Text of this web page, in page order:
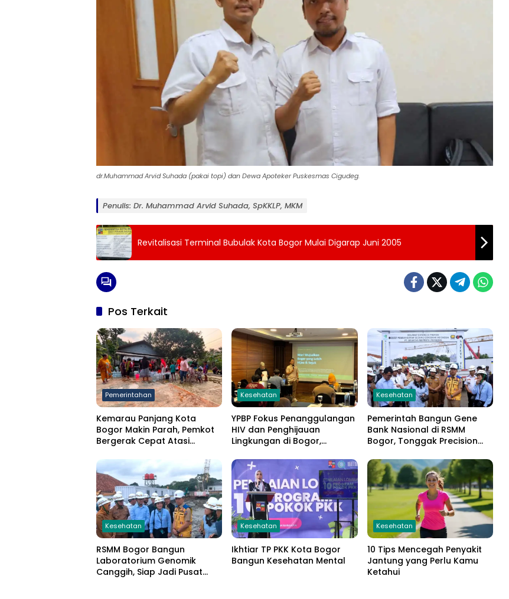
dr.Muhammad Arvid Suhada (pakai topi) dan Dewa Apoteker Puskesmas Cigudeg.
Penulis: Dr. Muhammad Arvid Suhada, SpKKLP, MKM
Revitalisasi Terminal Bubulak Kota Bogor Mulai Digarap Juni 2005
Pos Terkait
Pemerintahan
Kemarau Panjang Kota
Bogor Makin Parah, Pemkot
Bergerak Cepat Atasi
Kesehatan
YPBP Fokus Penanggulangan
HIV dan Penghijauan
Lingkungan di Bogor,
Kesehatan
Pemerintah Bangun Gene
Bank Nasional di RSMM
Bogor, Tonggak Precision
Kesehatan
RSMM Bogor Bangun
Laboratorium Genomik
Canggih, Siap Jadi Pusat
Kesehatan
Ikhtiar TP PKK Kota Bogor
Bangun Kesehatan Mental
Kesehatan
10 Tips Mencegah Penyakit
Jantung yang Perlu Kamu
Ketahui